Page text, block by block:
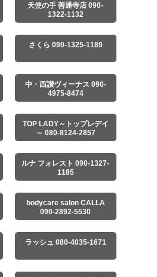
天使の手 善通寺店 090-
1322-1132
さくら 090-1325-1189
中・西讃ヴィーナス 090-
4975-8474
TOP LADY～トップレデイ
～ 080-8124-2857
ルナ フォレスト 090-1327-
1185
bodycare salon CALLA
090-2892-5530
ラッシュ 080-4035-1671